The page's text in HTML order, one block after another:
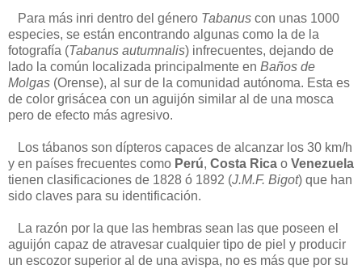
Para más inri dentro del género Tabanus con unas 1000
especies, se están encontrando algunas como la de la
fotografía (Tabanus autumnalis) infrecuentes, dejando de
lado la común localizada principalmente en Baños de
Molgas (Orense), al sur de la comunidad autónoma. Esta es
de color grisácea con un aguijón similar al de una mosca
pero de efecto más agresivo.
Los tábanos son dípteros capaces de alcanzar los 30 km/h
y en países frecuentes como Perú, Costa Rica o Venezuela
tienen clasificaciones de 1828 ó 1892 (J.M.F. Bigot) que han
sido claves para su identificación.
La razón por la que las hembras sean las que poseen el
aguijón capaz de atravesar cualquier tipo de piel y producir
un escozor superior al de una avispa, no es más que por su